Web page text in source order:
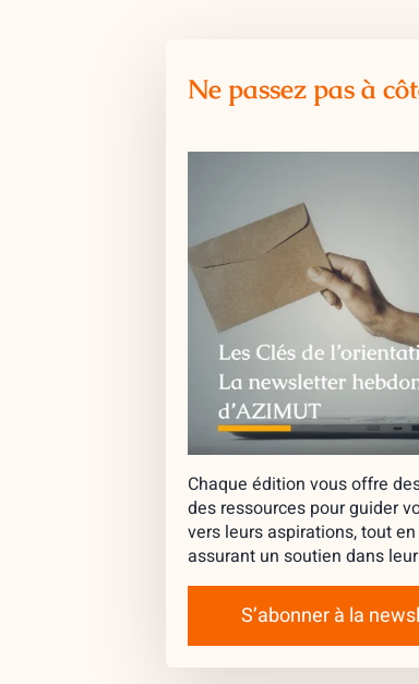
Ne passez pas à
Chaque édition vous offre
des ressources pour guider
vers leurs aspirations, tout
assurant un soutien dans
S’abonner à la